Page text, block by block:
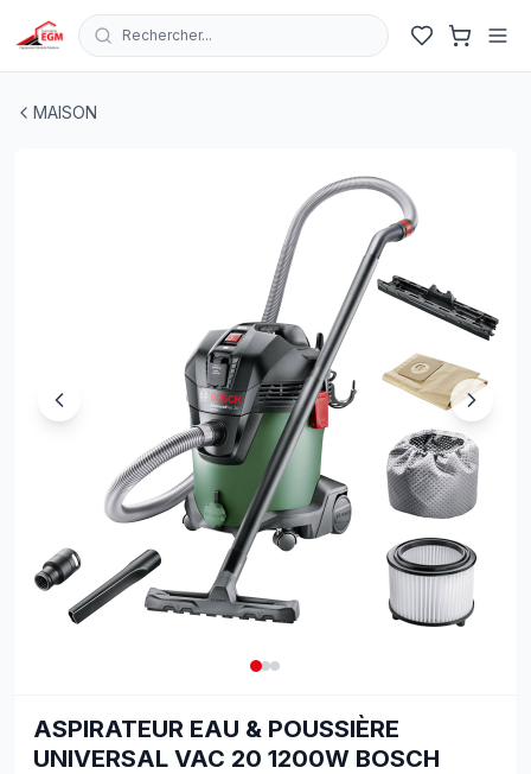
Rechercher...
MAISON
ASPIRATEUR EAU & POUSSIÈRE
UNIVERSAL VAC 20 1200W BOSCH